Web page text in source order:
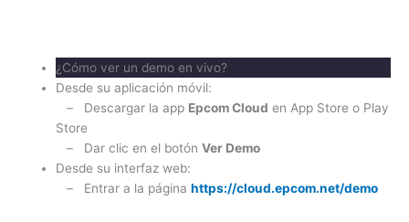
¿Cómo ver un demo en vivo?
Desde su aplicación móvil:
– Descargar la app Epcom Cloud en App Store o Play
Store
– Dar clic en el botónVer Demo
Desde su interfaz web:
– Entrar a la páginahttps://cloud.epcom.net/demo